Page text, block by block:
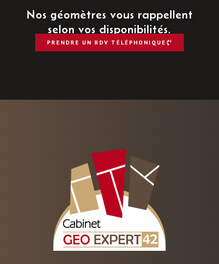
Nos géomètres vous rappellent
selon vos disponibilités.
PRENDRE UN RDV TÉLÉPHONIQUE